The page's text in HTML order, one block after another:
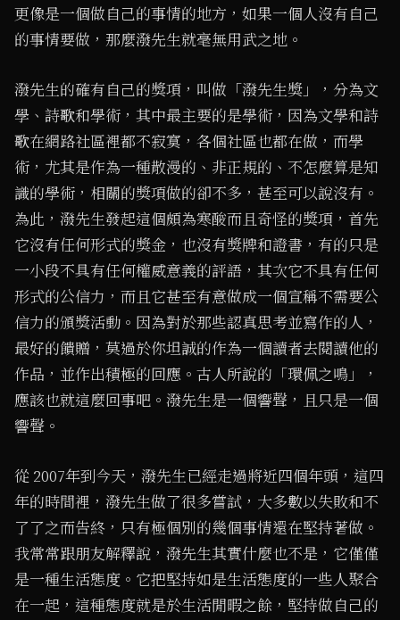
更像是一個做自己的事情的地方，如果一個人沒有自己
的事情要做，那麼潑先生就毫無用武之地。
潑先生的確有自己的獎項，叫做「潑先生獎」，分為文
學、詩歌和學術，其中最主要的是學術，因為文學和詩
歌在網路社區裡都不寂寞，各個社區也都在做，而學
術，尤其是作為一種散漫的、非正規的、不怎麼算是知
識的學術，相關的獎項做的卻不多，甚至可以說沒有。
為此，潑先生發起這個頗為寒酸而且奇怪的獎項，首先
它沒有任何形式的獎金，也沒有獎牌和證書，有的只是
一小段不具有任何權威意義的評語，其次它不具有任何
形式的公信力，而且它甚至有意做成一個宣稱不需要公
信力的頒獎活動。因為對於那些認真思考並寫作的人，
最好的饋贈，莫過於你坦誠的作為一個讀者去閱讀他的
作品，並作出積極的回應。古人所說的「環佩之鳴」，
應該也就這麼回事吧。潑先生是一個響聲，且只是一個
響聲。
從 2007年到今天，潑先生已經走過將近四個年頭，這四
年的時間裡，潑先生做了很多嘗試，大多數以失敗和不
了了之而告終，只有極個別的幾個事情還在堅持著做。
我常常跟朋友解釋說，潑先生其實什麼也不是，它僅僅
是一種生活態度。它把堅持如是生活態度的一些人聚合
在一起，這種態度就是於生活閒暇之餘，堅持做自己的